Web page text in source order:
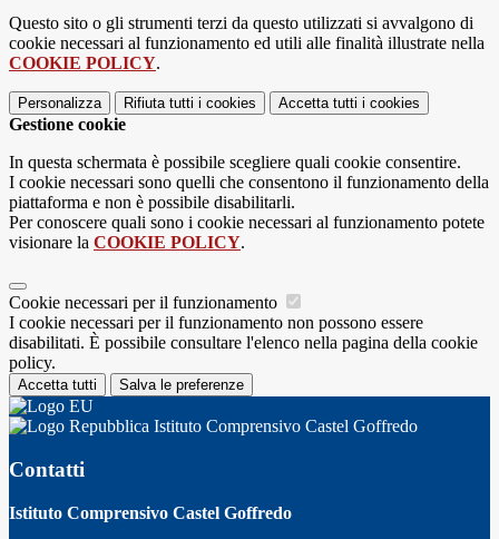
Questo sito o gli strumenti terzi da questo utilizzati si avvalgono di
cookie necessari al funzionamento ed utili alle finalità illustrate nella
COOKIE POLICY.
Personalizza Rifiuta tutti i cookies Accetta tutti i cookies
Gestione cookie
In questa schermata è possibile scegliere quali cookie consentire.
I cookie necessari sono quelli che consentono il funzionamento della
piattaforma e non è possibile disabilitarli.
Per conoscere quali sono i cookie necessari al funzionamento potete
visionare la COOKIE POLICY.
Cookie necessari per il funzionamento
I cookie necessari per il funzionamento non possono essere
disabilitati. È possibile consultare l'elenco nella pagina della cookie
policy.
Accetta tutti Salva le preferenze
Istituto Comprensivo Castel Goffredo
Contatti
Istituto Comprensivo Castel Goffredo